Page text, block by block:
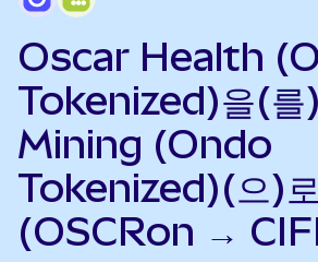
Oscar Health
Tokenized)을(
Mining (Ondo
Tokenized)(으)
(OSCRon →